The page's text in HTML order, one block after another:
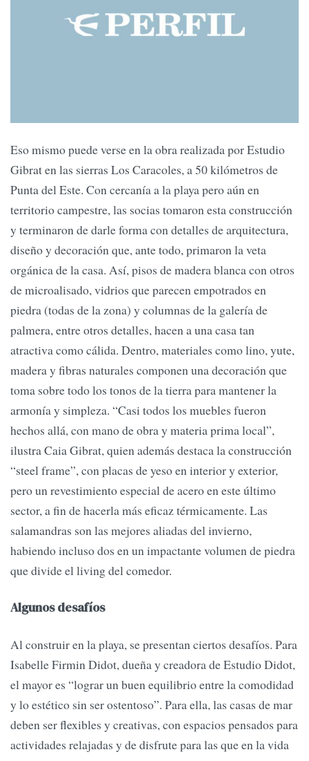
Eso mismo puede verse en la obra realizada por Estudio
Gibrat en las sierras Los Caracoles, a 50 kilómetros de
Punta del Este. Con cercanía a la playa pero aún en
territorio campestre, las socias tomaron esta construcción
y terminaron de darle forma con detalles de arquitectura,
diseño y decoración que, ante todo, primaron la veta
orgánica de la casa. Así, pisos de madera blanca con otros
de microalisado, vidrios que parecen empotrados en
piedra (todas de la zona) y columnas de la galería de
palmera, entre otros detalles, hacen a una casa tan
atractiva como cálida. Dentro, materiales como lino, yute,
madera y fibras naturales componen una decoración que
toma sobre todo los tonos de la tierra para mantener la
armonía y simpleza. “Casi todos los muebles fueron
hechos allá, con mano de obra y materia prima local”,
ilustra Caia Gibrat, quien además destaca la construcción
“steel frame”, con placas de yeso en interior y exterior,
pero un revestimiento especial de acero en este último
sector, a fin de hacerla más eficaz térmicamente. Las
salamandras son las mejores aliadas del invierno,
habiendo incluso dos en un impactante volumen de piedra
que divide el living del comedor.
Algunos desafíos
Al construir en la playa, se presentan ciertos desafíos. Para
Isabelle Firmin Didot, dueña y creadora de Estudio Didot,
el mayor es “lograr un buen equilibrio entre la comodidad
y lo estético sin ser ostentoso”. Para ella, las casas de mar
deben ser flexibles y creativas, con espacios pensados para
actividades relajadas y de disfrute para las que en la vida